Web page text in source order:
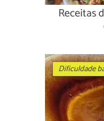
Receitas
Dificuldade